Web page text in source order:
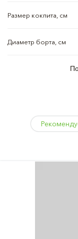
Размер кокпита, см
Диаметр борта, см